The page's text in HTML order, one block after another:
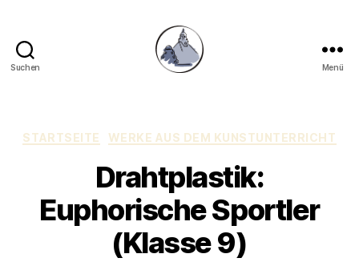
Suchen Menü
Kategorien
STARTSEITE WERKE AUS DEM KUNSTUNTERRICHT
Drahtplastik:
Euphorische Sportler
(Klasse 9)